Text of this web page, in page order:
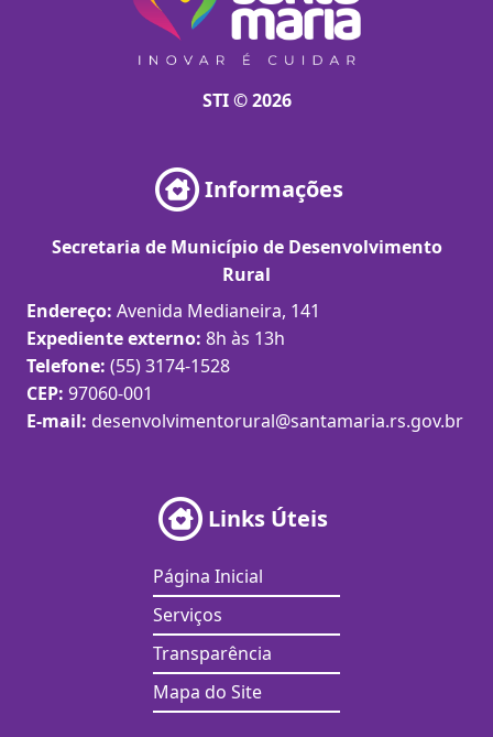
STI © 2026
Informações
Secretaria de Município de Desenvolvimento
Rural
Endereço: Avenida Medianeira, 141
Expediente externo: 8h às 13h
Telefone: (55) 3174-1528
CEP: 97060-001
E-mail: desenvolvimentorural@santamaria.rs.gov.br
Links Úteis
Página Inicial
Serviços
Transparência
Mapa do Site